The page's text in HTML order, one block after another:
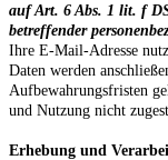
auf Art. 6 Abs. 1 lit. f
betreffender
Ihre E-Mail-Adresse
Daten werden
Aufbewahrungsfristen
und Nutzung nicht
Erhebung und